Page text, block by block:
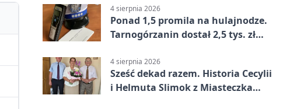
4 sierpnia 2026
Ponad 1,5 promila na hulajnodze.
Tarnogórzanin dostał 2,5 tys. zł
4 sierpnia 2026
Sześć dekad razem. Historia Cecylii
i Helmuta Slimok z Miasteczka